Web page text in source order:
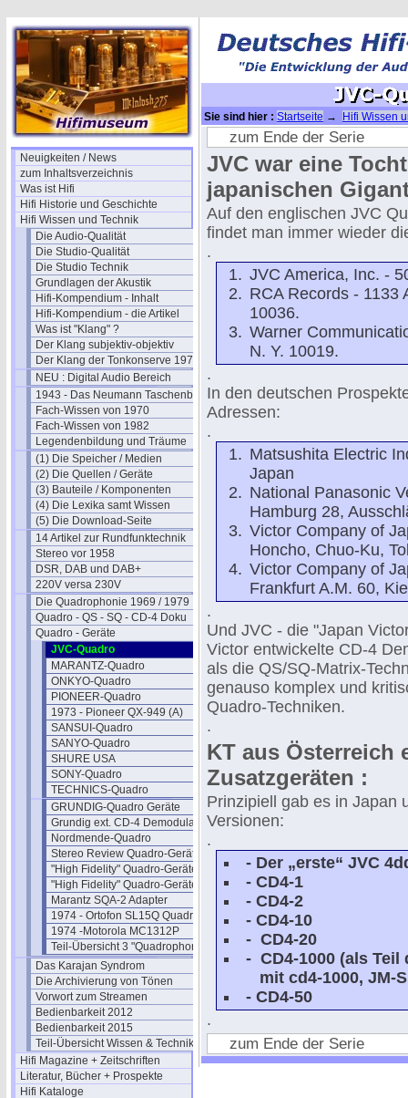
Neuigkeiten / News
zum Inhaltsverzeichnis
Was ist Hifi
Hifi Historie und Geschichte
Hifi Wissen und Technik
Die Audio-Qualität
Die Studio-Qualität
Die Studio Technik
Grundlagen der Akustik
Hifi-Kompendium - Inhalt
Hifi-Kompendium - die Artikel
Was ist "Klang" ?
Der Klang subjektiv-objektiv
Der Klang der Tonkonserve 1979
NEU : Digital Audio Bereich
1943 - Das Neumann Taschenbuch
Fach-Wissen von 1970
Fach-Wissen von 1982
Legendenbildung und Träume
(1) Die Speicher / Medien
(2) Die Quellen / Geräte
(3) Bauteile / Komponenten
(4) Die Lexika samt Wissen
(5) Die Download-Seite
14 Artikel zur Rundfunktechnik
Stereo vor 1958
DSR, DAB und DAB+
220V versa 230V
Die Quadrophonie 1969 / 1979
Quadro - QS - SQ - CD-4 Doku
Quadro - Geräte
JVC-Quadro
MARANTZ-Quadro
ONKYO-Quadro
PIONEER-Quadro
1973 - Pioneer QX-949 (A)
SANSUI-Quadro
SANYO-Quadro
SHURE USA
SONY-Quadro
TECHNICS-Quadro
GRUNDIG-Quadro Geräte
Grundig ext. CD-4 Demodulator
Nordmende-Quadro
Stereo Review Quadro-Geräte 1974
"High Fidelity" Quadro-Geräte 74/1
"High Fidelity" Quadro-Geräte 74/2
Marantz SQA-2 Adapter
1974 - Ortofon SL15Q Quadro
1974 -Motorola MC1312P
Teil-Übersicht 3 "Quadrophonie"
Das Karajan Syndrom
Die Archivierung von Tönen
Vorwort zum Streamen
Bedienbarkeit 2012
Bedienbarkeit 2015
Teil-Übersicht Wissen & Technik
Hifi Magazine + Zeitschriften
Literatur, Bücher + Prospekte
Hifi Kataloge
Sie sind hier : Startseite → Hifi Wissen
zum Ende der Serie
JVC war eine
japanischen
Auf den englischen JVC
findet man immer wieder
.
JVC America, Inc. -
RCA Records - 1133
10036.
Warner
N. Y. 10019.
.
In den deutschen
Adressen:
.
Matsushita Electric
Japan
National Panasonic
Hamburg 28,
Victor Company of
Honcho, Chuo-Ku,
Victor Company of
Frankfurt A.M. 60,
.
Und JVC - die "Japan
Victor entwickelte CD-4
als die QS/SQ-Matrix-
genauso komplex und
Quadro-Techniken.
.
KT aus Österreich
Zusatzgeräten :
Prinzipiell gab es in Japan
Versionen:
.
- Der „erste“ JVC
- CD4-1
- CD4-2
- CD4-10
- CD4-20
- CD4-1000 (als Teil
mit cd4-1000, JM-
- CD4-50
.
zum Ende der Serie